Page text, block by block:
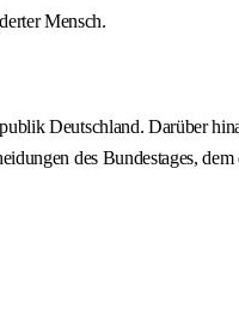
Mensch.
Deutschland. Darüber
des Bundestages,